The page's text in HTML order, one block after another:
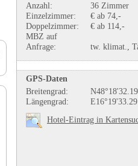
Anzahl:
36 Zimmer
Einzelzimmer:
€ ab 74,-
Doppelzimmer:
€ ab 114,-
MBZ auf
Anfrage:
tw. klimat.,
GPS-Daten
Breitengrad:
N48°18'32.19
Längengrad:
E16°19'33.29
Hotel-Eintrag in
Camping Troisvierges
in Troisvierges, Diekirch
Eintrag auf Karte anzeigen